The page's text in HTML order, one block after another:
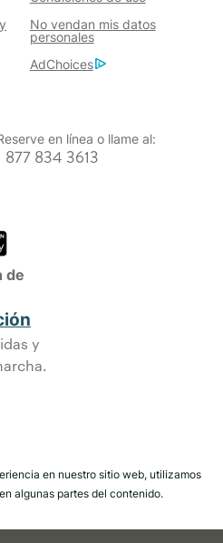
No vendan mis datos
personales
AdChoices
en línea o llame al:
877 834 3613
de
y
en nuestro sitio web, utilizamos
algunas partes del contenido.